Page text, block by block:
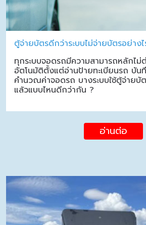
ตู้จ่ายบัตรดีกว่าระบบไม่จ่ายบัตรอย่าง
ทุกระบบจอดรถมีความสามารถหลักไม่
อัตโนมัติตั้งแต่อ่านป้ายทะเบียนรถ บัน
คำนวณค่าจอดรถ บางระบบใช้ตู้จ่ายบัต
แล้วแบบไหนดีกว่ากัน ?
อ่านต่อ